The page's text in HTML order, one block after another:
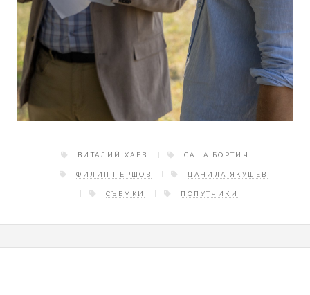
ВИТАЛИЙ ХАЕВ САША БОРТИЧ
ФИЛИПП ЕРШОВ ДАНИЛА ЯКУШЕВ
СЪЕМКИ ПОПУТЧИКИ